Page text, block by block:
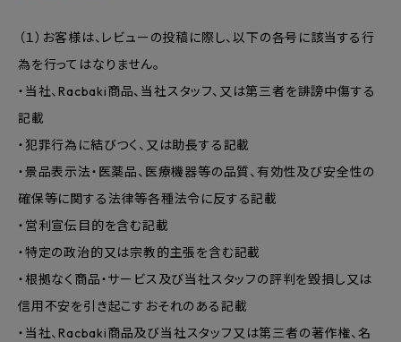
（１）お客様は、レビューの投稿に際し、以下の各号に該当する行
為を行ってはなりません。
・当社、Racbaki商品、当社スタッフ、又は第三者を誹謗中傷する
記載
・犯罪行為に結びつく、又は助長する記載
・景品表示法・医薬品、医療機器等の品質、有効性及び安全性の
確保等に関する法律等各種法令に反する記載
・営利宣伝目的を含む記載
・特定の政治的又は宗教的主張を含む記載
・根拠なく商品・サービス及び当社スタッフの評判を毀損し又は
信用不安を引き起こすおそれのある記載
・当社、Racbaki商品及び当社スタッフ又は第三者の著作権、名